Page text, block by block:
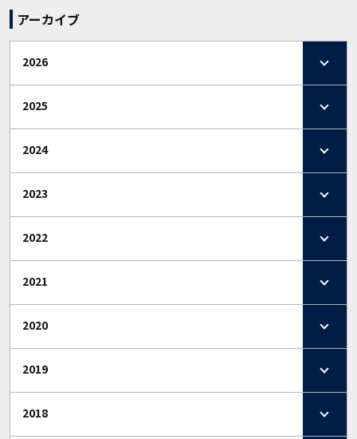
アーカイブ
2026
2025
2024
2023
2022
2021
2020
2019
2018